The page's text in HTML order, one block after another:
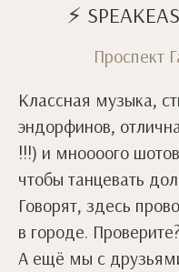
⚡
Проспект
Классная музыка,
эндорфинов,
!!!) и мноооого
чтобы танцевать
Говорят, здесь
в городе.
А ещё мы с